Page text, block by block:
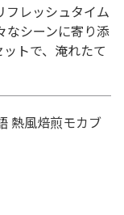
フレッシュタイム
なシーンに寄り添
トで、淹れたて
熱風焙煎モカブ